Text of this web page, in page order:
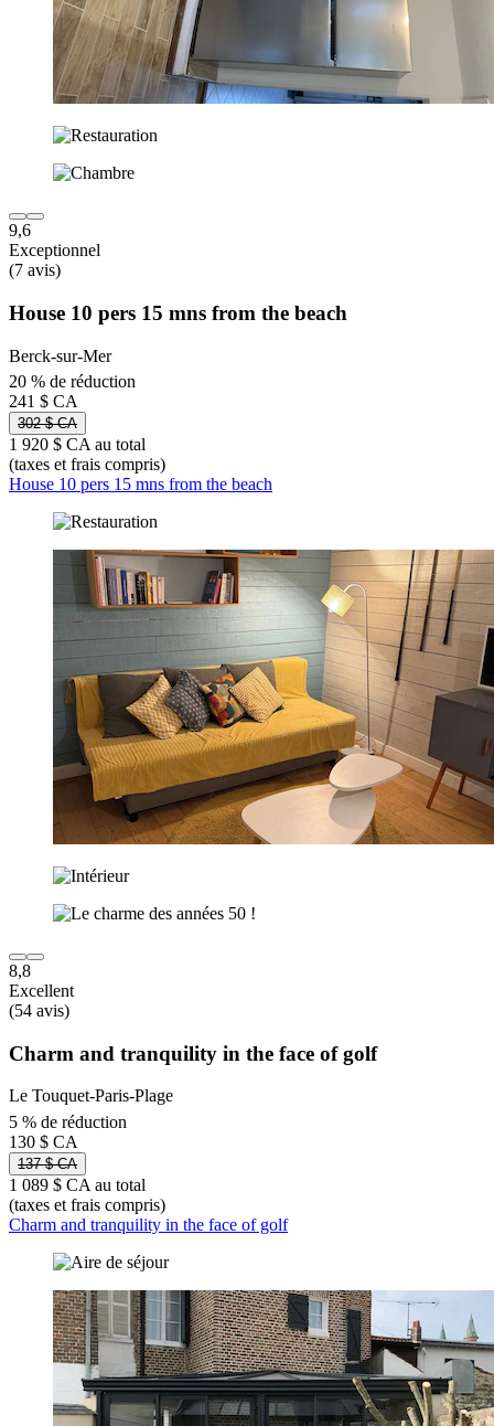
9,6
Exceptionnel
(7 avis)
House 10 pers 15 mns from the beach
Berck-sur-Mer
20 % de réduction
241 $ CA
302 $ CA
1 920 $ CA au total
(taxes et frais compris)
House 10 pers 15 mns from the beach
8,8
Excellent
(54 avis)
Charm and tranquility in the face of golf
Le Touquet-Paris-Plage
5 % de réduction
130 $ CA
137 $ CA
1 089 $ CA au total
(taxes et frais compris)
Charm and tranquility in the face of golf